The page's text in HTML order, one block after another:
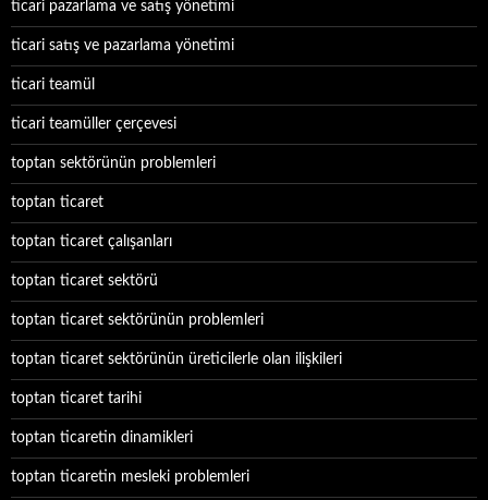
ticari pazarlama ve satış yönetimi
ticari satış ve pazarlama yönetimi
ticari teamül
ticari teamüller çerçevesi
toptan sektörünün problemleri
toptan ticaret
toptan ticaret çalışanları
toptan ticaret sektörü
toptan ticaret sektörünün problemleri
toptan ticaret sektörünün üreticilerle olan ilişkileri
toptan ticaret tarihi
toptan ticaretin dinamikleri
toptan ticaretin mesleki problemleri